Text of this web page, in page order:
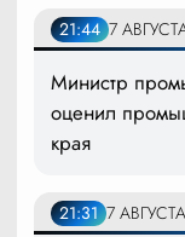
21:44 7
Министр
оценил
края
21:31 7 АВГУСТА